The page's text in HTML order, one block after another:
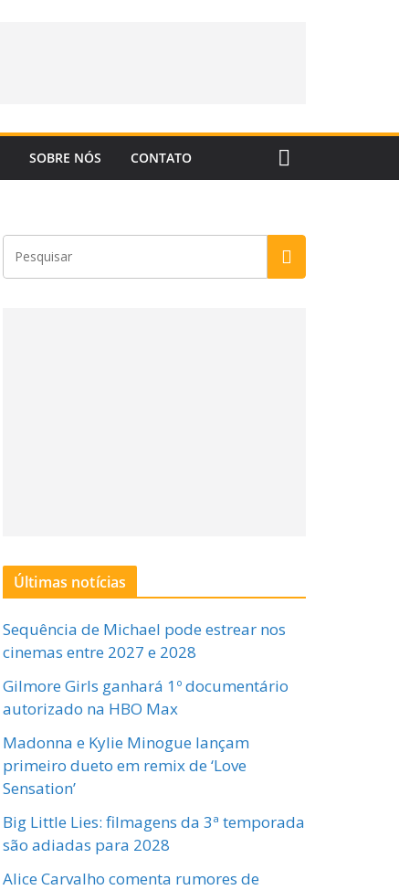
SOBRE NÓS CONTATO
Últimas notícias
Sequência de Michael pode estrear nos
cinemas entre 2027 e 2028
Gilmore Girls ganhará 1º documentário
autorizado na HBO Max
Madonna e Kylie Minogue lançam
primeiro dueto em remix de ‘Love
Sensation’
Big Little Lies: filmagens da 3ª temporada
são adiadas para 2028
Alice Carvalho comenta rumores de